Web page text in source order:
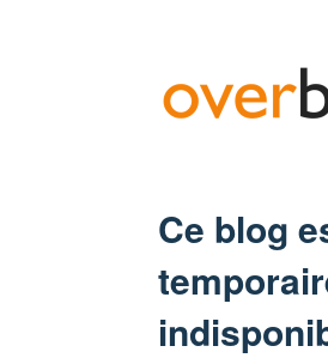
Ce blog